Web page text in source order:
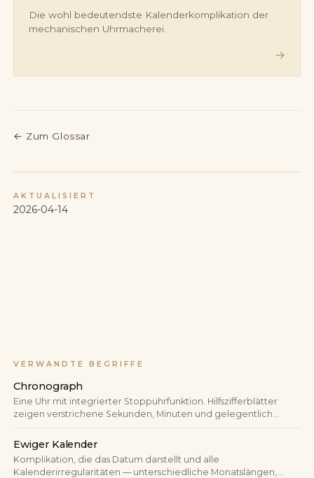
Die wohl bedeutendste Kalenderkomplikation der
mechanischen Uhrmacherei.
→
← Zum Glossar
AKTUALISIERT
2026-04-14
VERWANDTE BEGRIFFE
Chronograph
Eine Uhr mit integrierter Stoppuhrfunktion. Hilfszifferblätter
zeigen verstrichene Sekunden, Minuten und gelegentlich
Stunden; Drücker steuern Start, Stopp und Rückstellung.
Ewiger Kalender
Komplikation, die das Datum darstellt und alle
Kalenderirregularitäten — unterschiedliche Monatslängen,